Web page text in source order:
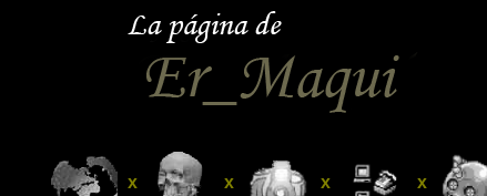
x x x x